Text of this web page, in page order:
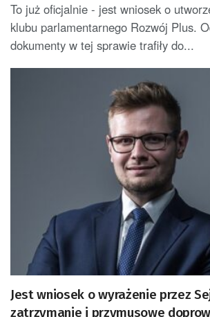
To już oficjalnie - jest wniosek o
klubu parlamentarnego Rozwój Plus.
dokumenty w tej sprawie trafiły do...
Jest wniosek o wyrażenie przez
zatrzymanie i przymusowe